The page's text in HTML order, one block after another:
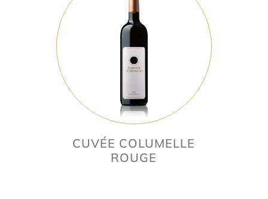
CUVÉE COLUMELLE
ROUGE